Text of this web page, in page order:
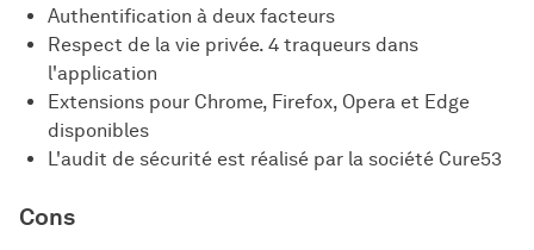
Authentification à deux facteurs
Respect de la vie privée. 4 traqueurs dans
l'application
Extensions pour Chrome, Firefox, Opera et Edge
disponibles
L'audit de sécurité est réalisé par la société Cure53
Cons